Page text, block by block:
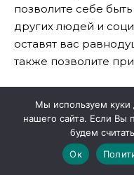
позволите себе
других людей и
оставят вас
также позволите
Читайте также:
вашего
жизни
Мы используем куки
нашего сайта. Если Вы
будем
Ок